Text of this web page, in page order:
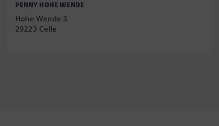
PENNY HOHE WENDE
Hohe Wende 3
29223 Celle